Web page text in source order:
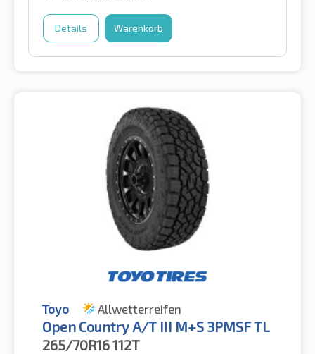
Details Warenkorb
Toyo Allwetterreifen
Open Country A/T III M+S 3PMSF TL
265/70R16112T